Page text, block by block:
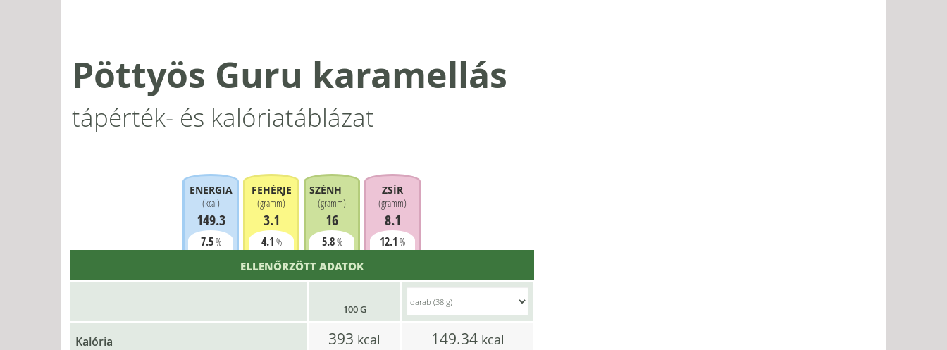
Pöttyös Guru karamellás
tápérték- és kalóriatáblázat
ENERGIA
(kcal)
149.3
7.5%
FEHÉRJE
(gramm)
3.1
4.1 %
SZÉNHIDRÁT
(gramm)
16
5.8%
ZSÍR
(gramm)
8.1
12.1 %
ELLENŐRZÖTT ADATOK
100 G
Kalória 393 kcal 149.34 kcal